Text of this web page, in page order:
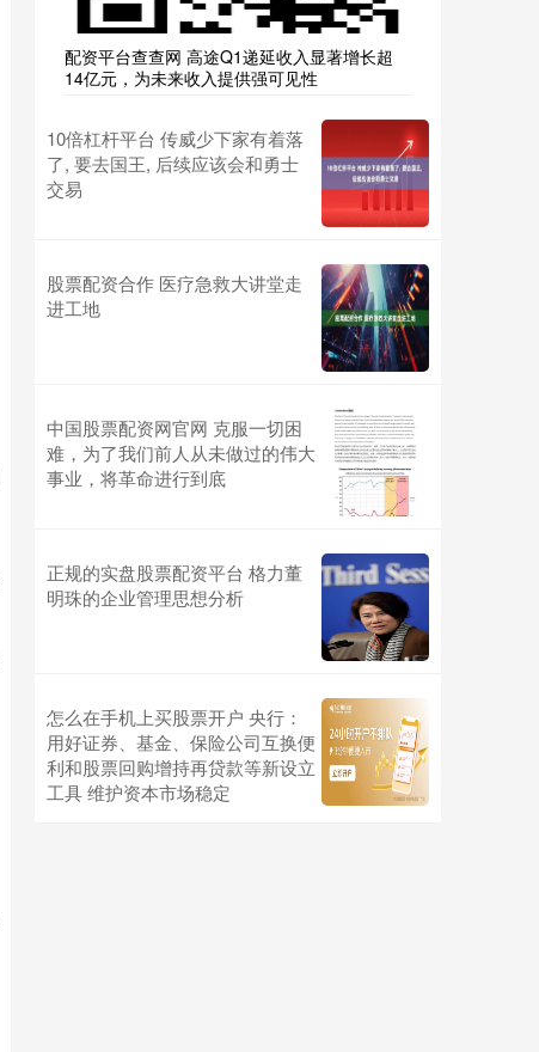
配资平台查查网 高途Q1递延收入显著增长超
14亿元，为未来收入提供强可见性
10倍杠杆平台 传威少下家有着落
了, 要去国王, 后续应该会和勇士
交易
股票配资合作 医疗急救大讲堂走
进工地
中国股票配资网官网 克服一切困
难，为了我们前人从未做过的伟大
事业，将革命进行到底
正规的实盘股票配资平台 格力董
明珠的企业管理思想分析
怎么在手机上买股票开户 央行：
用好证券、基金、保险公司互换便
利和股票回购增持再贷款等新设立
工具 维护资本市场稳定